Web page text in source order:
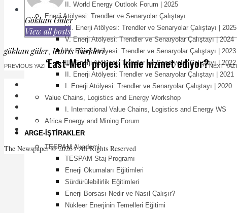
II. World Energy Outlook Forum | 2025
Enerji Atölyesi: Trendler ve Senaryolar Çalıştayı
VI. Enerji Atölyesi: Trendler ve Senaryolar Çalıştayı | 2025
V. Enerji Atölyesi: Trendler ve Senaryolar Çalıştayı | 2024
IV. Enerji Atölyesi: Trendler ve Senaryolar Çalıştayı | 2023
III. Enerji Atölyesi: Trendler ve Senaryolar Çalıştayı | 2022
II. Enerji Atölyesi: Trendler ve Senaryolar Çalıştayı | 2021
I. Enerji Atölyesi: Trendler ve Senaryolar Çalıştayı | 2020
Value Chains, Logistics and Energy Workshop
I. International Value Chains, Logistics and Energy WS
Africa Energy and Mining Forum
ARGE-İŞTIRAKLER
TESPAM Akademi
TESPAM Staj Programı
Enerji Okumaları Eğitimleri
Sürdürülebilirlik Eğitimleri
Enerji Borsası Nedir ve Nasıl Çalışır?
Nükleer Enerjinin Temelleri Eğitimi
Gökhan Güler
View all posts
gökhan güler, Kıbrıs Türkleri
PREVIOUS YAZI‘East-Med’ projesi kime hizmet ediyor?NEXT YAZI
The Newspaper © 2026 / All Rights Reserved